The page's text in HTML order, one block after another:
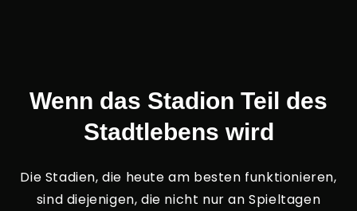
Wenn das Stadion Teil des
Stadtlebens wird
Die Stadien, die heute am besten funktionieren,
sind diejenigen, die nicht nur an Spieltagen